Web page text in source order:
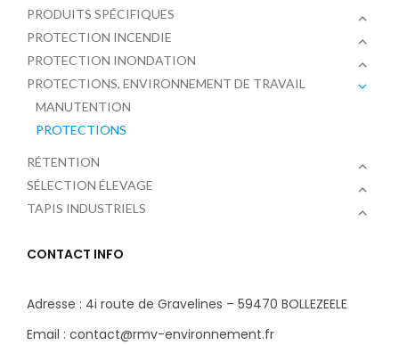
PRODUITS SPÉCIFIQUES
PROTECTION INCENDIE
PROTECTION INONDATION
PROTECTIONS, ENVIRONNEMENT DE TRAVAIL
MANUTENTION
PROTECTIONS
RÉTENTION
SÉLECTION ÉLEVAGE
TAPIS INDUSTRIELS
CONTACT INFO
Adresse : 4i route de Gravelines – 59470 BOLLEZEELE
Email : contact@rmv-environnement.fr